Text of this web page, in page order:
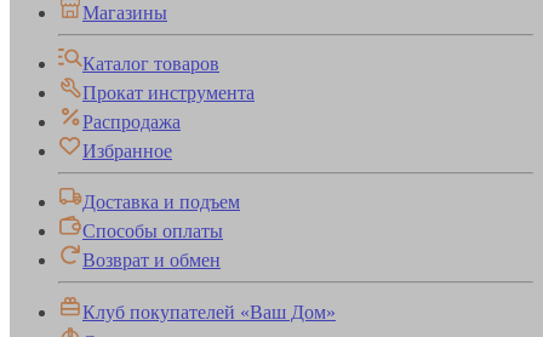
Магазины
Каталог товаров
Прокат инструмента
Распродажа
Избранное
Доставка и подъем
Способы оплаты
Возврат и обмен
Клуб покупателей «Ваш Дом»